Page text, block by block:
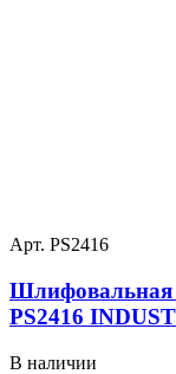
Арт. PS2416
Шлифовальная
PS2416
В наличии